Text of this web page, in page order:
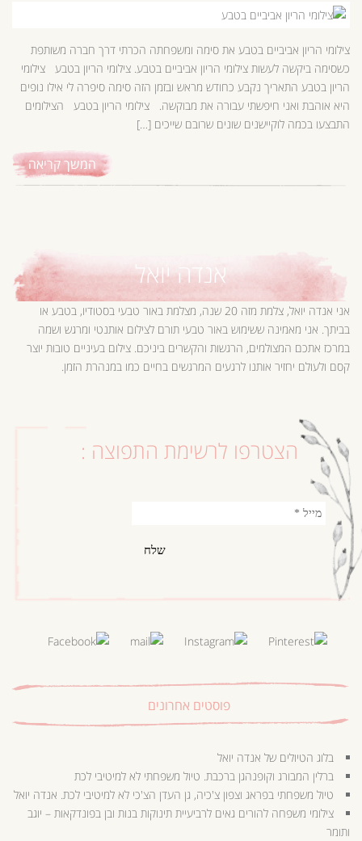
צילומי הריון אביביים בטבע את סימה ומשפחתה הכרתי דרך חברה משותפת
כשסימה ביקשה לעשות צילומי הריון אביביים בטבע. צילומי הריון בטבע צילומי
הריון בטבע התאריך נקבע כחודש מראש ובזמן הזה סימה סיפרה לי אילו נופים
היא אוהבת ואני חיפשתי עבורה את מבוקשה. צילומי הריון בטבע הצילומים
התבצעו בכמה לוקיישנים שונים שרובם שייכים […]
המשך קריאה
אנדה יואל
אני אנדה יואל, צלמת מזה 20 שנה, מצלמת באור טבעי בסטודיו, בטבע או
בביתך. אני מאמינה ששימוש באור טבעי תורם לצילום אותנטי ומרגש ושמה
במרכז אתכם המצולמים, הרגשות והקשרים ביניכם. צילום בעיניים טובות יוצר
קסם ולעולם יחזיר אותנו לרגעים המרגשים בחיים כמו במנהרת הזמן.
הצטרפו לרשימת התפוצה :
פוסטים אחרונים
בלוג הטיולים של אנדה יואל
ברלין המבורג וקופנהגן ברכבת. טיול משפחתי לא למיטיבי לכת
טיול משפחתי בפראג וצפון צ'כיה, גן העדן הצ'כי לא למיטיבי לכת. אנדה יואל
צילומי משפחה להורים גאים לרביעיית תינוקות בנות ובן בפונדקאות – יוגב
ותומר